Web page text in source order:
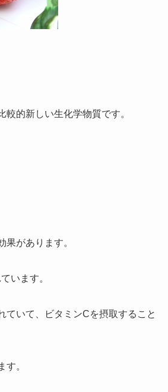
的新しい生化学物質です。
があります。
います。
ていて、ビタミンCを摂取すること
。